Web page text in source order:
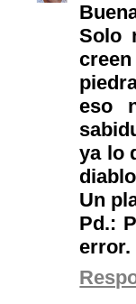
Solo
eso
ya lo
Un
Pd.:
error.